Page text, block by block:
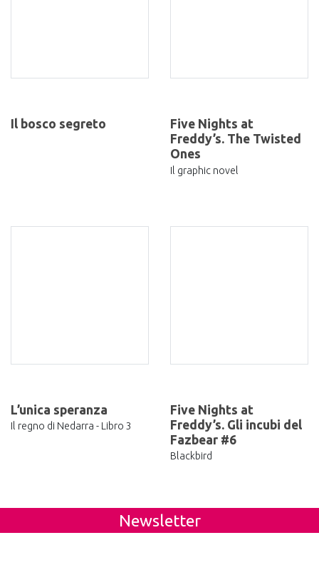
Il bosco segreto
Five Nights at
Freddy’s. The Twisted
Ones
Il graphic novel
L’unica speranza
Il regno di Nedarra - Libro 3
Five Nights at
Freddy’s. Gli incubi del
Fazbear #6
Blackbird
Newsletter